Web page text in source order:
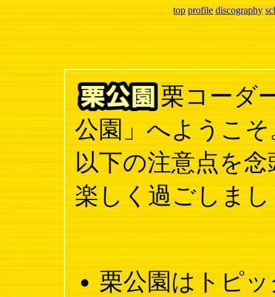
top profile discography
栗コーダ
公園」へようこそ
以下の注意点を
楽しく過ごしま
栗公園はトピ